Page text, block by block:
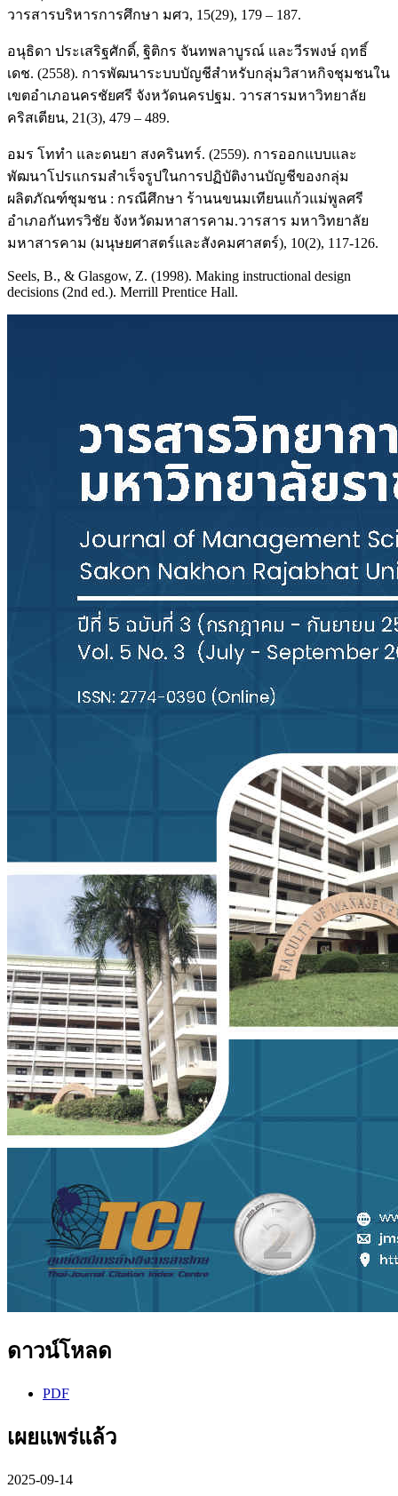
วารสารบริหารการศึกษา มศว, 15(29), 179 – 187.
อนุธิดา ประเสริฐศักดิ์, ฐิติกร จันทพลาบูรณ์ และวีรพงษ์ ฤทธิ์
เดช. (2558). การพัฒนาระบบบัญชีสำหรับกลุ่มวิสาหกิจชุมชนใน
เขตอำเภอนครชัยศรี จังหวัดนครปฐม. วารสารมหาวิทยาลัย
คริสเตียน, 21(3), 479 – 489.
อมร โททำ และดนยา สงครินทร์. (2559). การออกแบบและ
พัฒนาโปรแกรมสําเร็จรูปในการปฏิบัติงานบัญชีของกลุ่ม
ผลิตภัณฑ์ชุมชน : กรณีศึกษา ร้านนขนมเทียนแก้วแม่พูลศรี
อําเภอกันทรวิชัย จังหวัดมหาสารคาม.วารสาร มหาวิทยาลัย
มหาสารคาม (มนุษยศาสตร์และสังคมศาสตร์), 10(2), 117-126.
Seels, B., & Glasgow, Z. (1998). Making instructional design
decisions (2nd ed.). Merrill Prentice Hall.
ดาวน์โหลด
PDF
เผยแพร่แล้ว
2025-09-14